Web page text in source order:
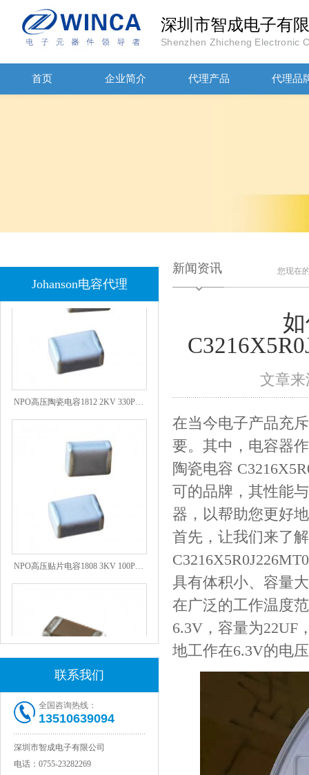
深圳市智成电子有
Shenzhen Zhicheng Electronic
首页 企业简介 代理产品 代理品
Johanson电容代理
JOHANOSN高压贴片电容1206/NPO/1000V/220PF/J档封装
NPO高压陶瓷电容1812 2KV 330PF 5%精度
NPO高压贴片电容1808 3KV 100PF J
联系我们
全国咨询热线：
13510639094
深圳市智成电子有限公司
电话： 0755-23282269
新闻资讯 您现在
文章
在当今电子产品充
要。其中，电容器
陶瓷电容
可的品牌，其性能
器，以帮助您更好
首先，让我们来了
具有体积小、容量
在广泛的工作温度
6.3V，容量为22UF
地工作在6.3V的电